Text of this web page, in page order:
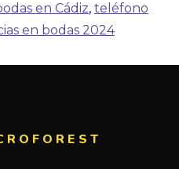
en Cádiz, teléfono
en bodas 2024